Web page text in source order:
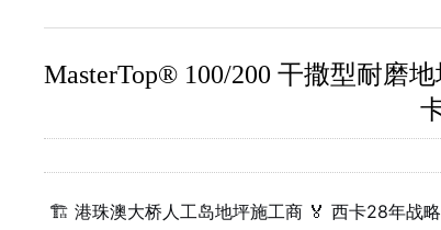
MasterTop® 100/200 干撒型耐磨
🏗️ 港珠澳大桥人工岛地坪施工商 🏅 西卡28年战